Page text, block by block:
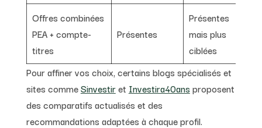
Offres combinées
PEA + compte-
titres
Présentes
Présentes
mais plus
ciblées
Pour affiner vos choix, certains blogs spécialisés et
sites commeSinvestiret Investira40ans proposent
des comparatifs actualisés et des
recommandations adaptées à chaque profil.